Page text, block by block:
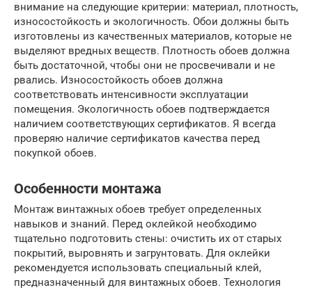
внимание на следующие критерии: материал, плотность,
износостойкость и экологичность. Обои должны быть
изготовлены из качественных материалов, которые не
выделяют вредных веществ. Плотность обоев должна
быть достаточной, чтобы они не просвечивали и не
рвались. Износостойкость обоев должна
соответствовать интенсивности эксплуатации
помещения. Экологичность обоев подтверждается
наличием соответствующих сертификатов. Я всегда
проверяю наличие сертификатов качества перед
покупкой обоев.
Особенности монтажа
Монтаж винтажных обоев требует определенных
навыков и знаний. Перед оклейкой необходимо
тщательно подготовить стены: очистить их от старых
покрытий, выровнять и загрунтовать. Для оклейки
рекомендуется использовать специальный клей,
предназначенный для винтажных обоев. Технология